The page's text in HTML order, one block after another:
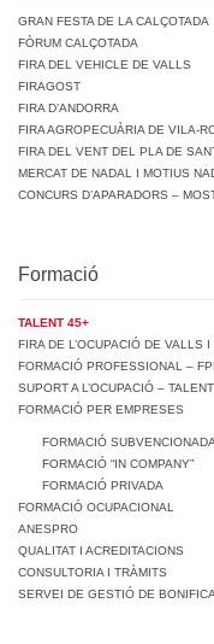
GRAN FESTA DE LA CALÇOTADA
FÒRUM CALÇOTADA
FIRA DEL VEHICLE DE VALLS
FIRAGOST
FIRA D’ANDORRA
FIRA AGROPECUÀRIA DE VILA-
FIRA DEL VENT DEL PLA DE
MERCAT DE NADAL I MOTIUS
CONCURS D’APARADORS –
Formació
TALENT 45+
FIRA DE L’OCUPACIÓ DE VALLS I
FORMACIÓ PROFESSIONAL –
SUPORT A L’OCUPACIÓ –
FORMACIÓ PER EMPRESES
FORMACIÓ SUBVENCIONADA
FORMACIÓ “IN COMPANY”
FORMACIÓ PRIVADA
FORMACIÓ OCUPACIONAL
ANESPRO
QUALITAT I ACREDITACIONS
CONSULTORIA I TRÀMITS
SERVEI DE GESTIÓ DE